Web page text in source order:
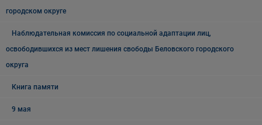
городском округе
Наблюдательная комиссия по социальной адаптации лиц,
освободившихся из мест лишения свободы Беловского городского
округа
Книга памяти
9 мая